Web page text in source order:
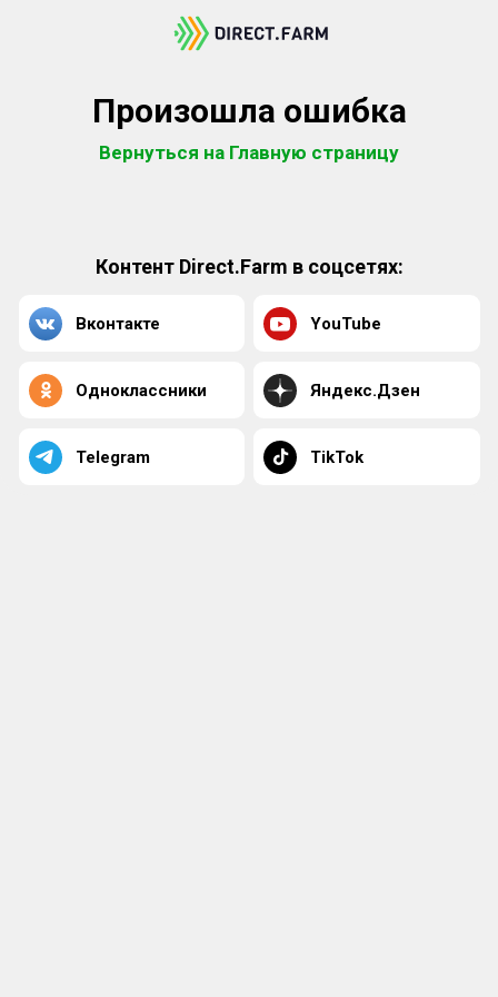
Произошла ошибка
Вернуться на Главную страницу
Контент Direct.Farm в соцсетях:
Вконтакте YouTube
Одноклассники Яндекс.Дзен
Telegram TikTok